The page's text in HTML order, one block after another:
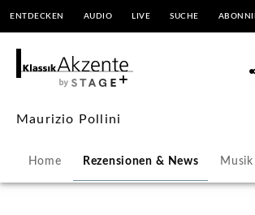
Endlich
Maurizio
Pollini
interpretiert
ENTDECKEN AUDIO LIVE SUCHE
Maurizio Pollini
Home Rezensionen & News Musik